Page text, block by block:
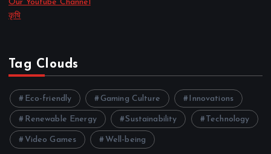
Our Youtube Channel
कृषि
Tag Clouds
Eco-friendly Gaming Culture Innovations
Renewable Energy Sustainability Technology
Video Games Well-being